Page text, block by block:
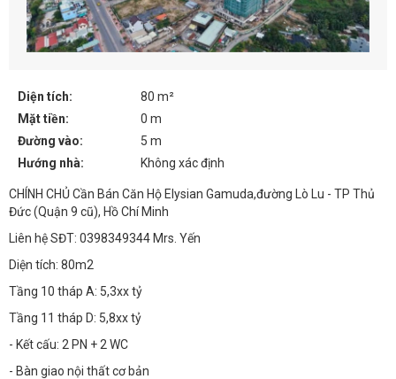
Diện tích:
80 m²
Mặt tiền:
0 m
Đường vào:
5 m
Hướng nhà:
Không xác định
CHÍNH CHỦ Cần Bán Căn Hộ Elysian Gamuda,đường Lò Lu - TP Thủ
Đức (Quận 9 cũ), Hồ Chí Minh
Liên hệ SĐT: 0398349344 Mrs. Yến
Diện tích: 80m2
Tầng 10 tháp A: 5,3xx tỷ
Tầng 11 tháp D: 5,8xx tỷ
- Kết cấu: 2 PN + 2 WC
- Bàn giao nội thất cơ bản